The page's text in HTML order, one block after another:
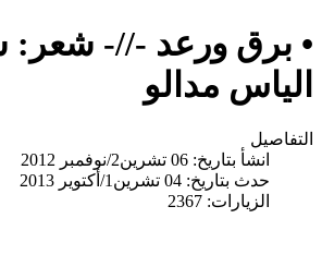
• برق ورعد -//- شعر:
الياس مدالو
التفاصيل
انشأ بتاريخ: 06 تشرين2/نوفمبر 2012
حدث بتاريخ: 04 تشرين1/أكتوير 2013
الزيارات: 2367